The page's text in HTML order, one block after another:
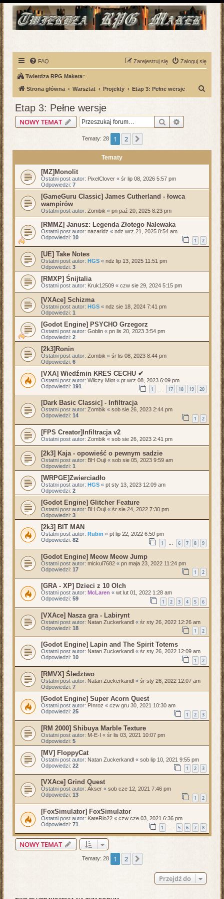
FAQ Zaloguj się
Zarejestruj się
Twierdza RPG Makera::
Strona główna Warsztat Projekty Etap 3: Pełne wersje
Etap 3: Pełne wersje
NOWY TEMAT Szukaj
Tematy: 28 1 2
Tematy
[MZ]Monolit
Ostatni post autor: PixelClover « śr lip 08, 2026 5:57 pm
Odpowiedzi: 7
[GameGuru Classic] James Cutherland - łowca
wampirów
Ostatni post autor: Zombik « pn paź 20, 2025 8:23 pm
[RMMZ] Janusz: Legenda Złotego Nalewaka
Ostatni post autor: nazarldz « ndz wrz 21, 2025 8:54 am
Odpowiedzi: 10 1 2
[UE] Take Notes
Ostatni post autor: HGS « ndz lip 13, 2025 11:51 pm
Odpowiedzi: 3
[RMXP] Śnijtalia
Ostatni post autor: Kruk12509 « czw sie 29, 2024 5:15 pm
[VXAce] Schizma
Ostatni post autor: HGS « ndz sie 18, 2024 7:41 pm
Odpowiedzi: 1
[Godot Engine] PSYCHO Grzegorz
Ostatni post autor: Goblin « pn lis 20, 2023 3:54 pm
Odpowiedzi: 2
[2k3]Ronin
Ostatni post autor: Zombik « śr lis 08, 2023 8:44 pm
Odpowiedzi: 6
[VXA] Wiedźmin KRES CECHU ✔
Ostatni post autor: Wilczy Miot « pt wrz 08, 2023 6:09 pm
Odpowiedzi: 191 1 17 18 19 20
[Dark Basic Classic] - Infiltracja
Ostatni post autor: Zombik « sob sie 26, 2023 2:44 pm
Odpowiedzi: 14 1 2
[FPS Creator]Infiltracja v2
Ostatni post autor: Zombik « sob sie 26, 2023 2:41 pm
[2k3] Kaja - opowieść o pewnym sadzie
Ostatni post autor: BH Ouji « sob sie 05, 2023 9:59 am
Odpowiedzi: 1
[WRPGE]Zwierciadło
Ostatni post autor: HGS « pt sty 13, 2023 12:09 am
Odpowiedzi: 2
[Godot Engine] Glitcher Feature
Ostatni post autor: BH Ouji « śr sie 24, 2022 7:30 pm
Odpowiedzi: 3
[2k3] BIT MAN
Ostatni post autor: Rubin « pt lip 22, 2022 6:50 pm
Odpowiedzi: 82 1 … 6 7 8 9
[Godot Engine] Meow Meow Jump
Ostatni post autor: mickul7682 « pn maja 23, 2022 11:24 pm
Odpowiedzi: 17 1 2
[GRA - XP] Dzieci z 10 Olch
Ostatni post autor: McLaren « wt lut 01, 2022 1:28 am
Odpowiedzi: 59 1 2 3 4 5 6
[VXAce] Nasza gra - Labirynt
Ostatni post autor: Natan Zuckerkandl « śr sty 26, 2022 12:26 am
Odpowiedzi: 18 1 2
[Godot Engine] Lapin and The Spirit Totems
Ostatni post autor: Natan Zuckerkandl « śr sty 26, 2022 12:09 am
Odpowiedzi: 10 1 2
[RMVX] Śledztwo
Ostatni post autor: Natan Zuckerkandl « śr sty 26, 2022 12:07 am
Odpowiedzi: 7
[Godot Engine] Super Acorn Quest
Ostatni post autor: PInroz « czw gru 30, 2021 10:30 am
Odpowiedzi: 25 1 2 3
[RM 2000] Shibuya Marble Texture
Ostatni post autor: M-E-I « śr lis 03, 2021 10:07 pm
Odpowiedzi: 5
[MV] FloppyCat
Ostatni post autor: Natan Zuckerkandl « sob lip 10, 2021 9:55 pm
Odpowiedzi: 22 1 2 3
[VXAce] Grind Quest
Ostatni post autor: Akser « sob cze 12, 2021 7:46 pm
Odpowiedzi: 13 1 2
[FoxSimulator] FoxSimulator
Ostatni post autor: KateRio22 « czw cze 03, 2021 6:36 pm
Odpowiedzi: 71 1 … 5 6 7 8
NOWY TEMAT
Tematy: 28 1 2
Przejdź do